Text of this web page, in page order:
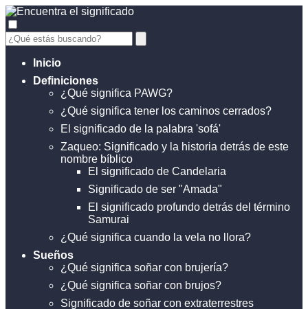
Inicio
Definiciones
¿Qué significa PAWG?
¿Qué significa tener los caminos cerrados?
El significado de la palabra 'sofá'
Zaqueo: Significado y la historia detrás de este
nombre bíblico
El significado de Candelaria
Significado de ser "Amada"
El significado profundo detrás del término
Samurai
¿Qué significa cuando la vela no llora?
Sueños
¿Qué significa soñar con brujería?
¿Qué significa soñar con brujos?
Significado de soñar con extraterrestres